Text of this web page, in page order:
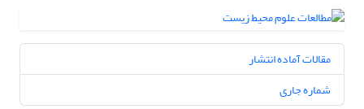
مقالات آماده انتشار
شماره جاری